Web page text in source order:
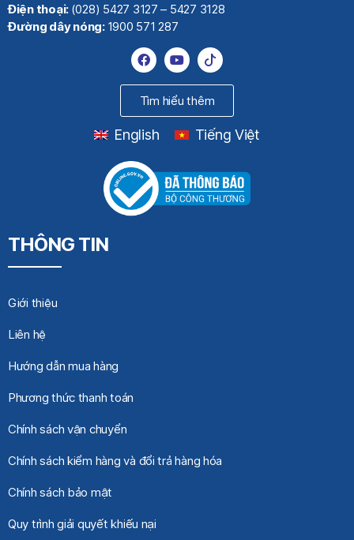
Điện thoại: (028) 5427 3127 – 5427 3128
Đường dây nóng: 1900 571 287
Tìm hiểu thêm
English Tiếng Việt
THÔNG TIN
Giới thiệu
Liên hệ
Hướng dẫn mua hàng
Phương thức thanh toán
Chính sách vận chuyển
Chính sách kiểm hàng và đổi trả hàng hóa
Chính sách bảo mật
Quy trình giải quyết khiếu nại